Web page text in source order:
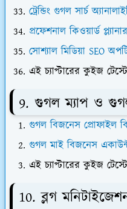
ট্রেন্ডিং গুগল সার্চ
প্রফেশনাল কিওয়ার্ড
সোশ্যাল মিডিয়া SEO
এই চ্যাপ্টারের কুইজ
9. গুগল ম্যাপ ও
গুগল বিজনেস প্রোফাইল
গুগল মাই বিজনেস
এই চ্যাপ্টারের কুইজ
10. ব্লগ